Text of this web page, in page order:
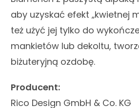
aby uzyskać efekt „kwietnej
też użyć jej tylko do
mankietów lub dekoltu,
biżuteryjną ozdobę.
Producent:
Rico Design GmbH & Co. KG